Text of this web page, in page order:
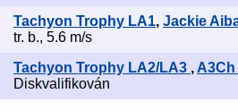
Tachyon Trophy LA1, Jackie
tr. b., 5.6 m/s
Tachyon Trophy LA2/LA3 ,
Diskvalifikován